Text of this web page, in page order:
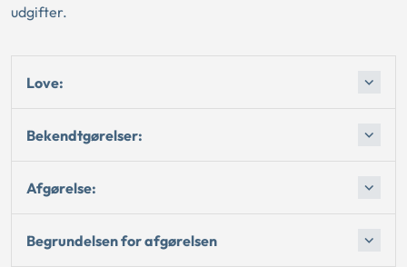
udgifter.
Love:
Bekendtgørelser:
Afgørelse:
Begrundelsen for afgørelsen